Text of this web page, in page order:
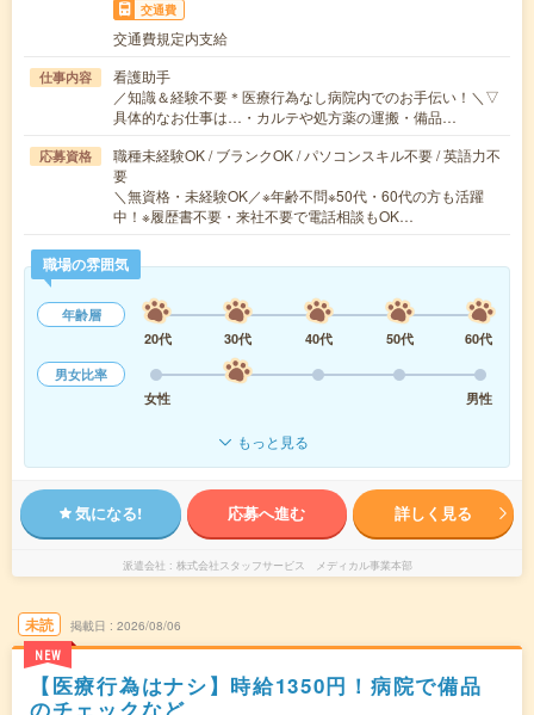
交通費
交通費規定内支給
仕事内容
看護助手
／知識＆経験不要＊医療行為なし病院内でのお手伝い！＼▽
具体的なお仕事は…・カルテや処方薬の運搬・備品…
応募資格
職種未経験OK / ブランクOK / パソコンスキル不要 / 英語力不
要
＼無資格・未経験OK／※年齢不問※50代・60代の方も活躍
中！※履歴書不要・来社不要で電話相談もOK…
職場の雰囲気
年齢層
20代
30代 40代 50代
60代
男女比率
女性
男性
もっと見る
気になる! 応募へ進む 詳しく見る
派遣会社 株式会社スタッフサービス メディカル事業本部
未読
NEW
掲載日 2026/08/06
【医療行為はナシ】時給1350円！病院で備品
のチェックなど